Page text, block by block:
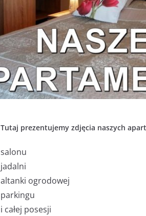
Tutaj prezentujemy zdjęcia naszych
salonu
jadalni
altanki ogrodowej
parkingu
i całej posesji